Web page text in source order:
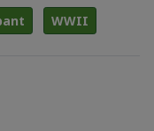
WWII